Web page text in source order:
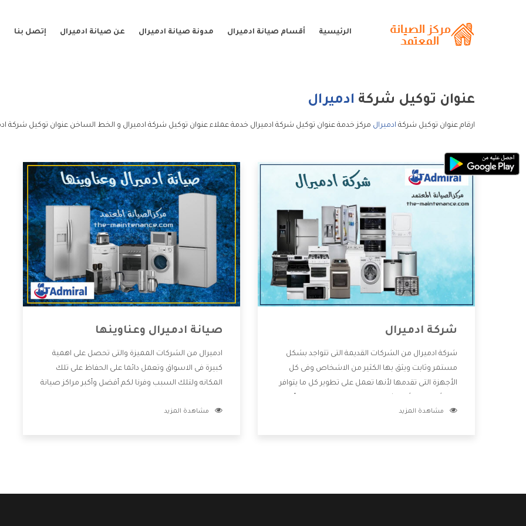
الرئيسية أقسام صيانة ادميرال مدونة صيانة ادميرال عن صيانة ادميرال إتصل بنا
عنوان توكيل شركة ادميرال
ارقام عنوان توكيل شركة ادميرال مركز خدمة عنوان توكيل شركة ادميرال خدمة عملاء عنوان توكيل شركة ادميرال و الخط الساخن عنوان توكيل شركة
شركة ادميرال
شركة ادميرال من الشركات القديمة التى تتواجد بشكل
مستمر وثابت ويثق بها الكثير من الاشخاص وفى كل
الأجهزة التى تقدمها لأنها تعمل على تطوير كل ما يتوافر
خدمات ما بعد البيع مع المنتجات وتقدم للعملاء أقوى
مشاهدة المزيد
صيانة ادميرال وعناوينها
ادميرال من الشركات المميزة والتى تحصل على اهمية
كبيرة فى الاسواق وتعمل دائما على الحفاظ على تلك
المكانه ولتلك السبب وفرنا لكم أفضل وأكبر مراكز صيانة
ويستطيع القيام بتصليح جميع المنتجات دون اى ازعاج
مشاهدة المزيد